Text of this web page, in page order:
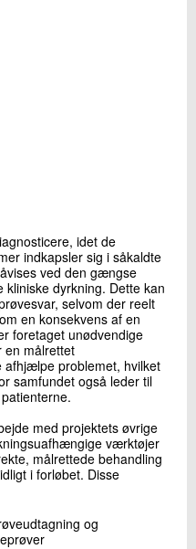
idet de
indkapsler sig i såkaldte
ved den gængse
dyrkning. Dette kan
selvom der reelt
en konsekvens af en
foretaget unødvendige
en målrettet
afhjælpe problemet, hvilket
samfundet også leder til
med projektets øvrige
værktøjer
målrettede behandling
i forløbet. Disse
og